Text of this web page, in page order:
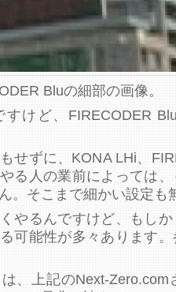
Bluの細部の画像。
すけど、FIRECODER
せずに、KONA LHi、
る人の業前によっては
。そこまで細かい設定も
やるんですけど、もし
可能性が多々あります
、上記のNext-